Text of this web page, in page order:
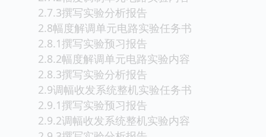
2.7.3撰写实验分析报告
2.8幅度解调单元电路实验任务书
2.8.1撰写实验预习报告
2.8.2幅度解调单元电路实验内容
2.8.3撰写实验分析报告
2.9调幅收发系统整机实验任务书
2.9.1撰写实验预习报告
2.9.2调幅收发系统整机实验内容